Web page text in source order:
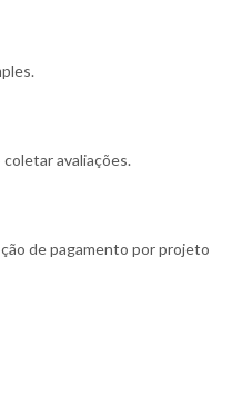
avaliações.
de pagamento por projeto